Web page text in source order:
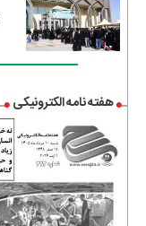
هفته نامه الکترونیکی